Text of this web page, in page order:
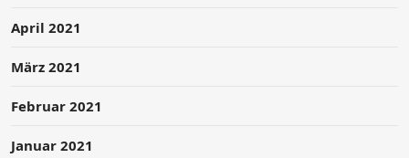
April 2021
März 2021
Februar 2021
Januar 2021